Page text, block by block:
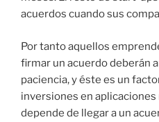
acuerdos cuando sus
Por tanto aquellos
firmar un acuerdo deberán
paciencia, y éste es un
inversiones en
depende de llegar a un